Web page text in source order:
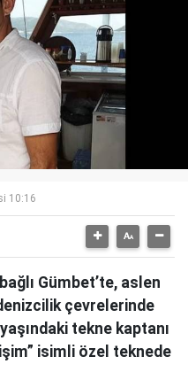
10:16
Gümbet’te, aslen
çevrelerinde
tekne kaptanı
isimli özel teknede